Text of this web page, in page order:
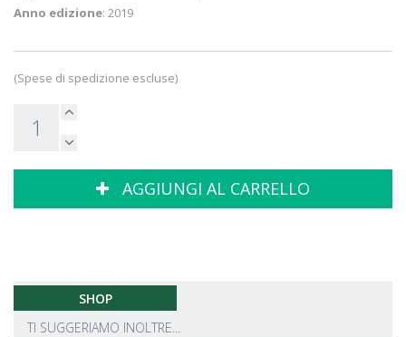
Anno edizione: 2019
(Spese di spedizione escluse)
AGGIUNGI AL CARRELLO
SHOP
TI SUGGERIAMO INOLTRE...